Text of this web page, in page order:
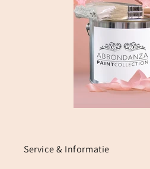
Service & Informatie